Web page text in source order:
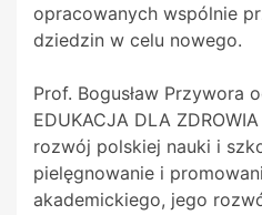
opracowanych wspólnie
dziedzin w celu nowego.
Prof. Bogusław Przywora
EDUKACJA DLA
rozwój polskiej nauki i
pielęgnowanie i
akademickiego, jego